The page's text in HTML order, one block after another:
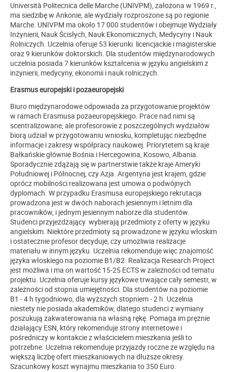
Università Politecnica delle Marche (UNIVPM), założona w 1969 r.,
ma siedzibę w Ankonie, ale wydziały rozproszone są po regionie
Marche. UNIVPM ma około 17 000 studentów i obejmuje Wydziały
Inżynierii, Nauk Ścisłych, Nauk Ekonomicznych, Medycyny i Nauk
Rolniczych. Uczelnia oferuje 53 kierunki licencjackie i magisterskie
oraz 9 kierunków doktorskich. Dla studentów międzynarodowych
uczelnia posiada 7 kierunków kształcenia w języku angielskim z
inżynierii, medycyny, ekonomii i nauk rolniczych.
Erasmus europejski i pozaeuropejski
Biuro międzynarodowe odpowiada za przygotowanie projektów
w ramach Erasmusa pozaeuropejskiego. Prace nad nimi są
scentralizowane, ale profesorowie z poszczególnych wydziałów
biorą udział w przygotowaniu wniosku, kompletując niezbędne
informacje i zakresy współpracy naukowej. Priorytetem są kraje
Bałkańskie głównie Bośnia i Hercegowina, Kosowo, Albania.
Sporadycznie zdążają się w partnerstwie także kraje Ameryki
Południowej i Północnej, czy Azja. Argentyna jest krajem, gdzie
oprócz mobilności realizowana jest umowa o podwójnych
dyplomach. W przypadku Erasmusa europejskiego rekrutacja
prowadzona jest w dwóch naborach jesiennym i letnim dla
pracowników, i jednym jesiennym naborze dla studentów.
Studenci przyjeżdżający wybierają przedmioty z oferty w języku
angielskim. Niektóre przedmioty są prowadzone w języku włoskim
i ostatecznie profesor decyduje, czy umożliwia realizacje
materiału w innym języku. Uczelnia rekomenduje więc znajomość
języka włoskiego na poziomie B1/B2. Realizacja Research Project
jest możliwa i ma on wartość 15-25 ECTS w zależności od tematu
projektu. Uczelnia oferuje kursy językowe trwające cały semestr, w
zależności od stopnia umiejętności. Dla studentów na poziomie
B1 - 4 h tygodniowo, dla wyższych stopniem - 2 h. Uczelnia
niestety nie posiada akademików, dlatego studenci z wymiany
poszukują zakwaterowania na własną rękę. Pomaga im prężnie
działający ESN, który rekomenduje strony internetowe i
pośredniczy w kontakcie z właścicielem mieszkania jeśli to
potrzebne. Uczelnia rekomenduje przyjazdy roczne ze względu na
większą liczbę ofert mieszkaniowych na dłuższe okresy.
Szacunkowy koszt wynajmu mieszkania to 350 Euro.